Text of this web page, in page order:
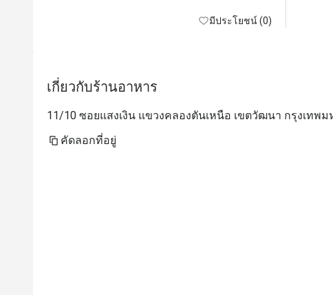
มีประโยชน์ (0)
เกี่ยวกับร้านอาหาร
11/10 ซอยแสงเงิน แขวงคลองตันเหนือ เขตวัฒนา กรุงเทพ
คัดลอกที่อยู่